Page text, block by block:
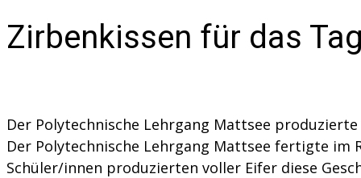
Zirbenkissen für das
Der Polytechnische Lehrgang Mattsee
Der Polytechnische Lehrgang Mattsee fertigte im
Schüler/innen produzierten voller Eifer diese